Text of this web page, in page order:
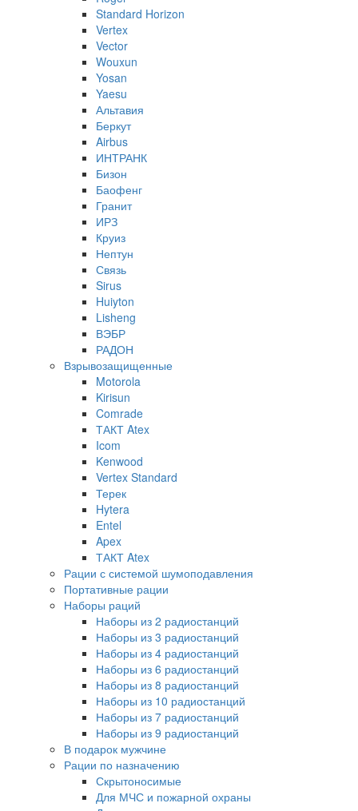
Standard Horizon
Vertex
Vector
Wouxun
Yosan
Yaesu
Альтавия
Беркут
Airbus
ИНТРАНК
Бизон
Баофенг
Гранит
ИРЗ
Круиз
Нептун
Связь
Sirus
Huiyton
Lisheng
ВЭБР
РАДОН
Взрывозащищенные
Motorola
Kirisun
Comrade
ТАКТ Atex
Icom
Kenwood
Vertex Standard
Терек
Hytera
Entel
Apex
ТАКТ Atex
Рации с системой шумоподавления
Портативные рации
Наборы раций
Наборы из 2 радиостанций
Наборы из 3 радиостанций
Наборы из 4 радиостанций
Наборы из 6 радиостанций
Наборы из 8 радиостанций
Наборы из 10 радиостанций
Наборы из 7 радиостанций
Наборы из 9 радиостанций
В подарок мужчине
Рации по назначению
Скрытоносимые
Для МЧС и пожарной охраны